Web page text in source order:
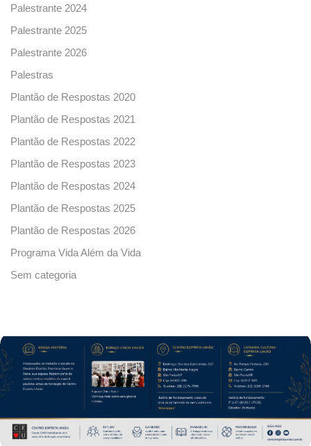
Palestrante 2024
Palestrante 2025
Palestrante 2026
Palestras
Plantão de Respostas 2020
Plantão de Respostas 2021
Plantão de Respostas 2022
Plantão de Respostas 2023
Plantão de Respostas 2024
Plantão de Respostas 2025
Plantão de Respostas 2026
Programa Vida Além da Vida
Sem categoria